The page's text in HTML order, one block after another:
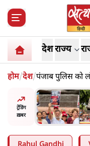
देशराज्य
होम/देश/पंजाब पुलिस को
एनकाउंटर का
ट्रेंडिंग
ख़बर